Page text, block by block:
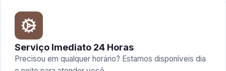
Serviço Imediato 24 Horas
Precisou em qualquer horário? Estamos disponíveis dia